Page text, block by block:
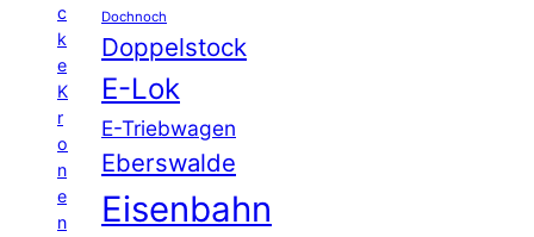
c
k
e
K
r
o
n
e
n
Dochnoch
Doppelstock
E-Lok
E-Triebwagen
Eberswalde
Eisenbahn